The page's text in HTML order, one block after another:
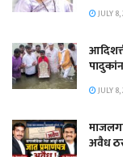
JULY
JULY
अवैध